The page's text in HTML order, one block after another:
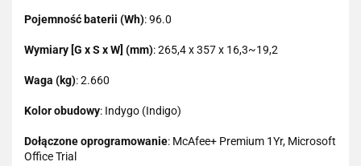
Pojemność baterii (Wh): 96.0
Wymiary [G x S x W] (mm): 265,4 x 357 x 16,3~19,2
Waga (kg): 2.660
Kolor obudowy: Indygo (Indigo)
Dołączone oprogramowanie: McAfee+ Premium 1Yr, Microsoft
Office Trial